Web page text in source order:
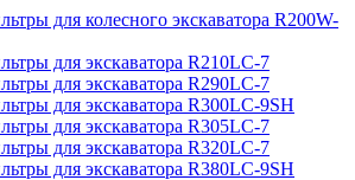
для колесного экскаватора R200W-
для экскаватора R210LC-7
для экскаватора R290LC-7
для экскаватора R300LC-9SH
для экскаватора R305LC-7
для экскаватора R320LC-7
для экскаватора R380LC-9SH